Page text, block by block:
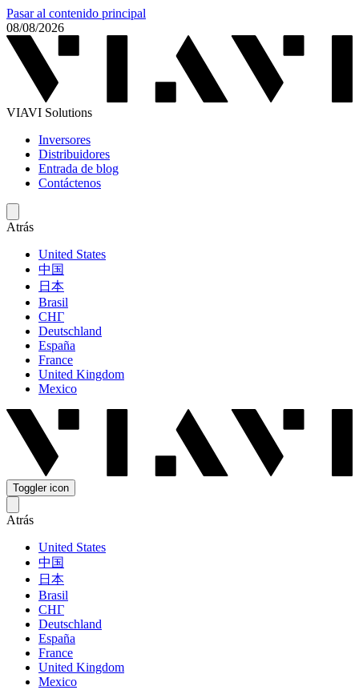
Pasar al contenido principal
08/08/2026
VIAVI Solutions
Inversores
Distribuidores
Entrada de blog
Contáctenos
Atrás
United States
中国
日本
Brasil
СНГ
Deutschland
España
France
United Kingdom
Mexico
Toggler icon
Atrás
United States
中国
日本
Brasil
СНГ
Deutschland
España
France
United Kingdom
Mexico